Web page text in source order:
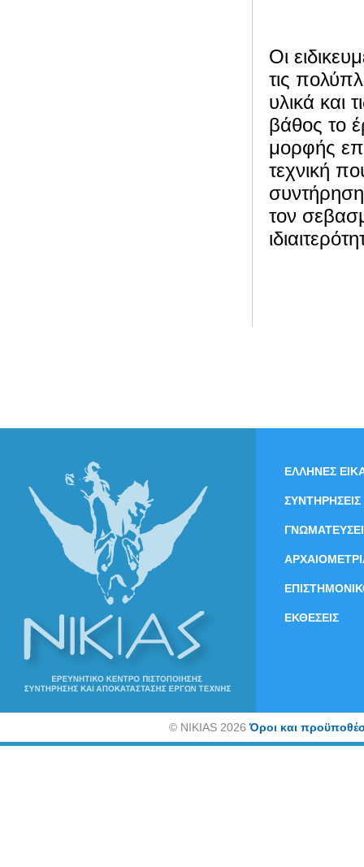
Οι
τις
υλικά και
βάθος το
μορφής
τεχνική
τον
ΕΛΛΗΝΕΣ
ΣΥΝΤΗΡΗΣΕΙΣ
ΕΚΘΕΣΕΙΣ
©NIKIAS 2026Όροι και